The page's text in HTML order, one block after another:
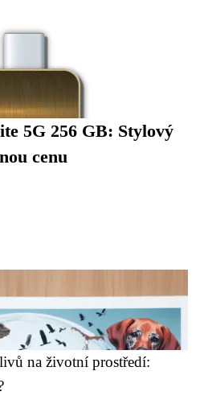
5G 256 GB: Stylový
cenu
na životní prostředí: